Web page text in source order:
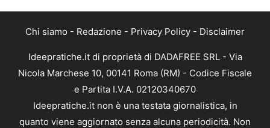
Chi siamo - Redazione - Privacy Policy - Disclaimer
Ideepratiche.it di proprietà di DADAFREE SRL - Via
Nicola Marchese 10, 00141 Roma (RM) - Codice Fiscale
e Partita I.V.A. 02120340670
Ideepratiche.it non è una testata giornalistica, in
quanto viene aggiornato senza alcuna periodicità. Non